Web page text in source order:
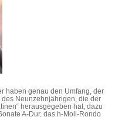
haben genau den Umfang, der
Neunzehnjährigen, die der
herausgegeben hat, dazu
A-Dur, das h-Moll-Rondo